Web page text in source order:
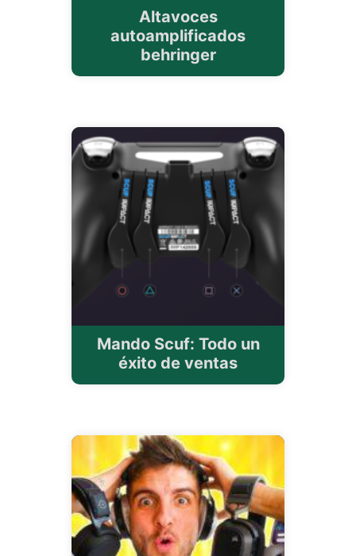
Altavoces
autoamplificados
behringer
Mando Scuf: Todo un
éxito de ventas